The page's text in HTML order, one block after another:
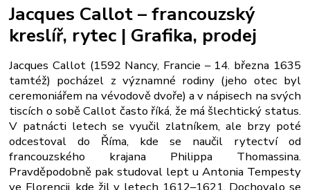
Jacques Callot – francouzský
kreslíř, rytec | Grafika, prodej
Jacques Callot (1592 Nancy, Francie – 14. března 1635
tamtéž) pocházel z významné rodiny (jeho otec byl
ceremoniářem na vévodově dvoře) a v nápisech na svých
tiscích o sobě Callot často říká, že má šlechtický status.
V patnácti letech se vyučil zlatníkem, ale brzy poté
odcestoval do Říma, kde se naučil rytectví od
francouzského krajana Philippa Thomassina.
Pravděpodobně pak studoval lept u Antonia Tempesty